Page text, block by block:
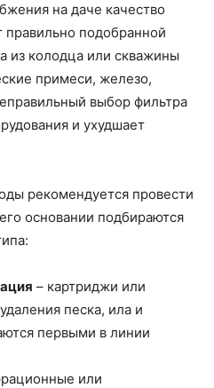
на даче качество
правильно подобранной
из колодца или скважины
примеси, железо,
выбор фильтра
и ухудшает
рекомендуется провести
основании подбираются
– картриджи или
песка, ила и
первыми в линии
или